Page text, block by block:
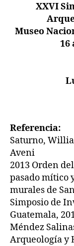
XXVI
Museo
16
Referencia:
Saturno,
Aveni
2013 Orden
pasado mítico
murales de
Simposio de
Guatemala,
Méndez
Arqueología y